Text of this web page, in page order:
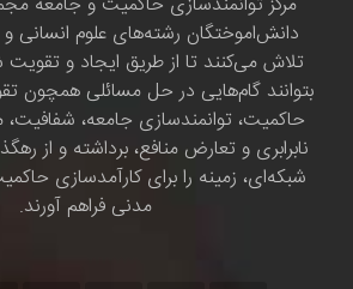
دانش‌اموختگان رشته‌های علوم انسانی
تلاش می‌کنند تا از طریق ایجاد و
بتوانند گام‌هایی در حل مسائلی همچون
حاکمیت، توانمندسازی جامعه، شفافیت،
نابرابری و تعارض منافع، برداشته و از
شبکه‌ای، زمینه را برای کارآمدسازی
مدنی فراهم آورند.